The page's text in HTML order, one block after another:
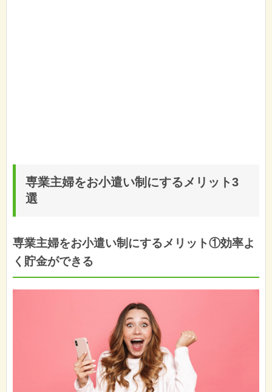
専業主婦をお小遣い制にするメリット3
選
専業主婦をお小遣い制にするメリット①効率よ
く貯金ができる